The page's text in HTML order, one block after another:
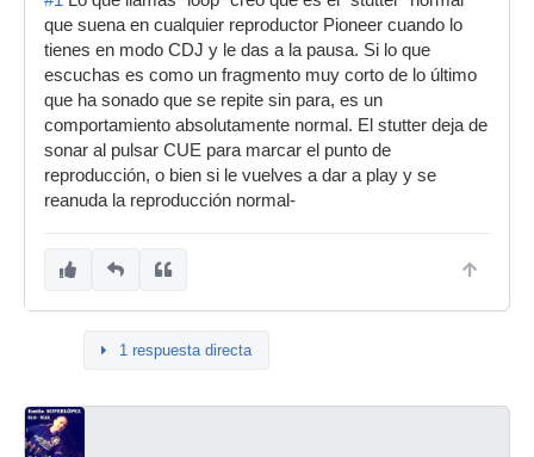
que suena en cualquier reproductor Pioneer cuando lo
tienes en modo CDJ y le das a la pausa. Si lo que
escuchas es como un fragmento muy corto de lo último
que ha sonado que se repite sin para, es un
comportamiento absolutamente normal. El stutter deja de
sonar al pulsar CUE para marcar el punto de
reproducción, o bien si le vuelves a dar a play y se
reanuda la reproducción normal-
1 respuesta directa